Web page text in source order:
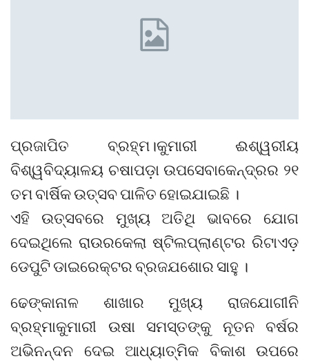
ପ୍ରଜାପିତ ବ୍ରହ୍ମ।କୁମାରୀ ଈଶ୍ୱରୀୟ
ବିଶ୍ୱବିଦ୍ୟାଳୟ ଚଷାପଡ଼ା ଉପସେବାକେନ୍ଦ୍ରର ୨୧
ତମ ବାର୍ଷିକ ଉତ୍ସବ ପାଳିତ ହୋଇଯାଇଛି ।
ଏହି ଉତ୍ସବରେ ମୁଖ୍ୟ ଅତିଥି ଭାବରେ ଯୋଗ
ଦେଇଥିଲେ ରାଉରକେଲା ଷ୍ଟିଲପ୍ଲାଣ୍ଟର ରିଟାଏଡ଼
ଡେପୁଟି ଡାଇରେକ୍ଟର ବ୍ରଜଯଶୋର ସାହୁ ।
ଢେଙ୍କାନାଳ ଶାଖାର ମୁଖ୍ୟ ରାଜଯୋଗୀନି
ବ୍ରହ୍ମାକୁମାରୀ ଉଷା ସମସ୍ତଙ୍କୁ ନୂତନ ବର୍ଷର
ଅଭିନନ୍ଦନ ଦେଇ ଆଧ୍ୟାତ୍ମିକ ବିକାଶ ଉପରେ